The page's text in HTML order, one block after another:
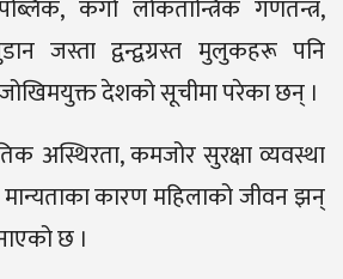
कंगो लोकतान्त्रिक गणतन्त्र,
जस्ता द्वन्द्वग्रस्त मुलुकहरू पनि
देशको सूचीमा परेका छन् ।
अस्थिरता, कमजोर सुरक्षा व्यवस्था
कारण महिलाको जीवन झन्
छ ।